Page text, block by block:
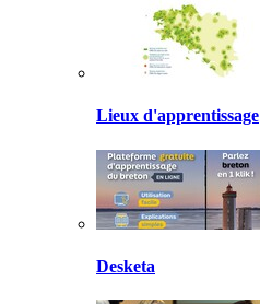
Lieux d'apprentissage
Desketa